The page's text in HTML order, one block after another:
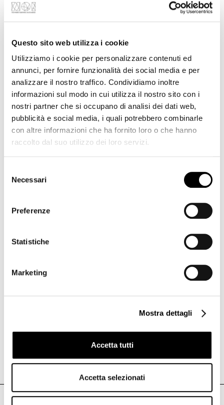
Questo sito web utilizza i cookie
Utilizziamo i cookie per personalizzare contenuti ed
annunci, per fornire funzionalità dei social media e per
analizzare il nostro traffico. Condividiamo inoltre
informazioni sul modo in cui utilizza il nostro sito con i
nostri partner che si occupano di analisi dei dati web,
pubblicità e social media, i quali potrebbero combinarle
con altre informazioni che ha fornito loro o che hanno
raccolto dal suo utilizzo dei loro servizi.
delNecessari
Preferenze
Statistiche
Marketing
Mostra dettagli
Accetta tutti
Accetta selezionati
base e applicate per applicazioni all'aperto. Ad
esempio, sta sviluppando macchine e robot
Adige: pendii, meleti, serre, fiumi, laghi, ghiaccio e
neve. Lo studio riguarda tecnologie per operazioni di
monitoraggio, ispezione, automazione, raccolta e
sperimentazione sul campo. L'agricoltura di
precisione è la coltivazione della terra del futuro,
rende più sicuro il lavoro in agricoltura e dà al pianeta
una possibilità di sopravvivenza.
Vai al sito
Download
Listino prezzi laboratorio
Vedi tutte le foto
Indirizzo E-Mail
Messaggio
Confermo di aver letto e compreso l’informativa
relativa al trattamento dei dati personali ai sensi
dell’articolo 13 del Regolamento (UE) 2016/679.
Maggiori informazioni
Contatto diretto: +39 0471 066 648